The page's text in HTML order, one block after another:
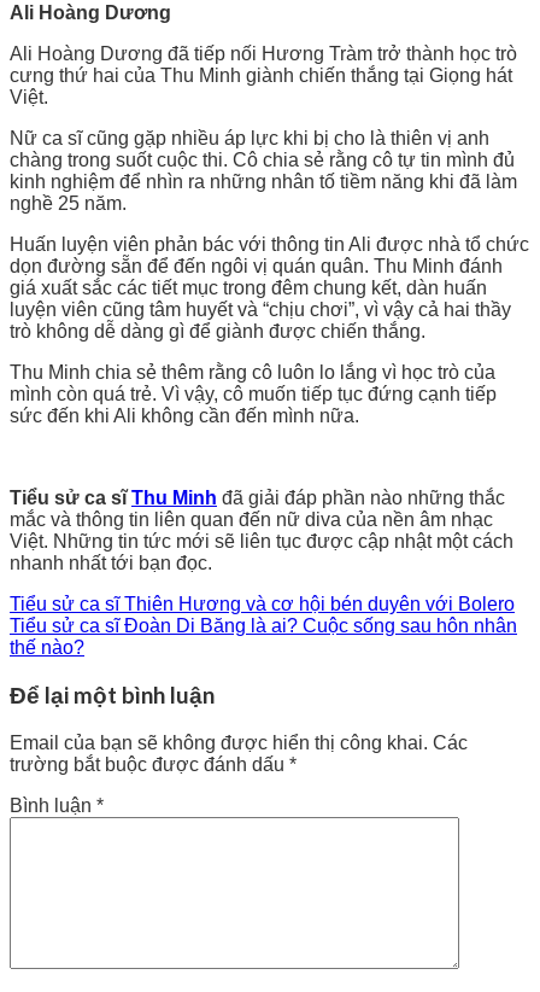
Ali Hoàng Dương
Ali Hoàng Dương đã tiếp nối Hương Tràm trở thành học trò
cưng thứ hai của Thu Minh giành chiến thắng tại Giọng hát
Việt.
Nữ ca sĩ cũng gặp nhiều áp lực khi bị cho là thiên vị anh
chàng trong suốt cuộc thi. Cô chia sẻ rằng cô tự tin mình đủ
kinh nghiệm để nhìn ra những nhân tố tiềm năng khi đã làm
nghề 25 năm.
Huấn luyện viên phản bác với thông tin Ali được nhà tổ chức
dọn đường sẵn để đến ngôi vị quán quân. Thu Minh đánh
giá xuất sắc các tiết mục trong đêm chung kết, dàn huấn
luyện viên cũng tâm huyết và “chịu chơi”, vì vậy cả hai thầy
trò không dễ dàng gì để giành được chiến thắng.
Thu Minh chia sẻ thêm rằng cô luôn lo lắng vì học trò của
mình còn quá trẻ. Vì vậy, cô muốn tiếp tục đứng cạnh tiếp
sức đến khi Ali không cần đến mình nữa.
Tiểu sử ca sĩThu Minh đã giải đáp phần nào những thắc
mắc và thông tin liên quan đến nữ diva của nền âm nhạc
Việt. Những tin tức mới sẽ liên tục được cập nhật một cách
nhanh nhất tới bạn đọc.
Tiểu sử ca sĩ Thiên Hương và cơ hội bén duyên với Bolero
Tiểu sử ca sĩ Đoàn Di Băng là ai? Cuộc sống sau hôn nhân
thế nào?
Để lại một bình luận
Email của bạn sẽ không được hiển thị công khai. Các
trường bắt buộc được đánh dấu *
Bình luận *